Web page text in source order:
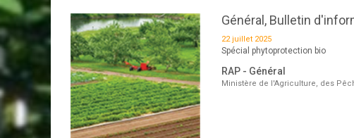
Général, Bulletin
22 juillet 2025
Spécial phytoprotection bio
RAP - Général
Ministère de l'Agriculture, des